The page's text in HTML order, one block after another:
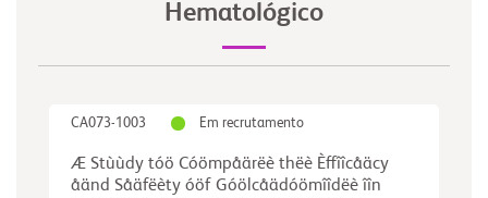
Hematológico
CA073-1003 Em recrutamento
Æ Stùùdy tóö Cóömpåärëè thëè Èffîîcåäcy
åänd Såäfëèty óöf Góölcåädóömîîdëè îîn